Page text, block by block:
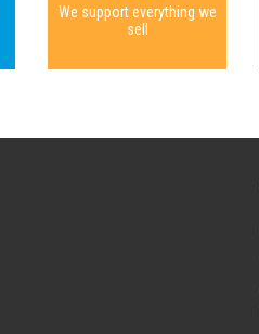
We support everything we
sell